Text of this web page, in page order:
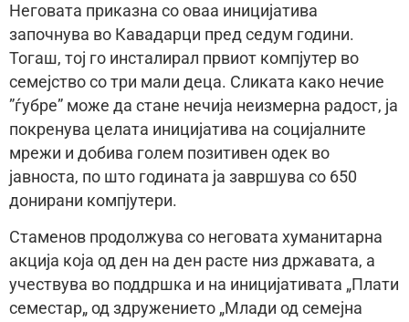
Неговата приказна со оваа иницијатива
започнува во Кавадарци пред седум години.
Тогаш, тој го инсталирал првиот компјутер во
семејство со три мали деца. Сликата како нечие
”ѓубре” може да стане нечија неизмерна радост, ја
покренува целата иницијатива на социјалните
мрежи и добива голем позитивен одек во
јавноста, по што годината ја завршува со 650
донирани компјутери.
Стаменов продолжува со неговата хуманитарна
акција која од ден на ден расте низ државата, а
учествува во поддршка и на иницијативата „Плати
семестар„ од здружението „Млади од семејна